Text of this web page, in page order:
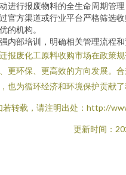
进行报废物料的全生命周期管理
官方渠道或行业平台严格筛选
的机构。
内部培训，明确相关管理流程和
报废化工原料收购市场在政策
更环保、更高效的方向发展。
也为循环经济和环境保护贡献了
若转载，请注明出处：http://
更新时间：